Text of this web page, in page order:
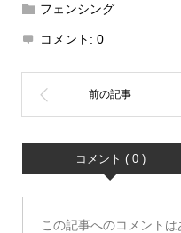
フェンシング
コメント: 0
コメント ( 0 )
この記事へのコメントは